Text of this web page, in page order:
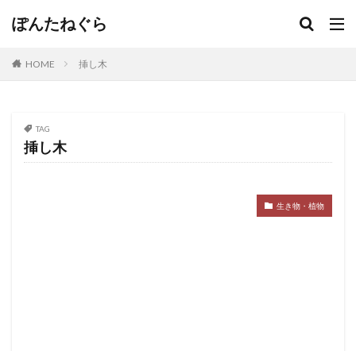
ぽんたねぐら
HOME 挿し木
TAG
挿し木
生き物・植物